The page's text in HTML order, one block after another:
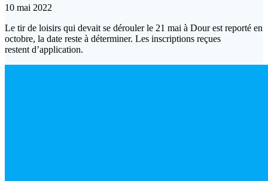
10 mai 2022
Le tir de loisirs qui devait se dérouler le 21 mai à Dour est reporté en
octobre, la date reste à déterminer. Les inscriptions reçues
restent d’application.